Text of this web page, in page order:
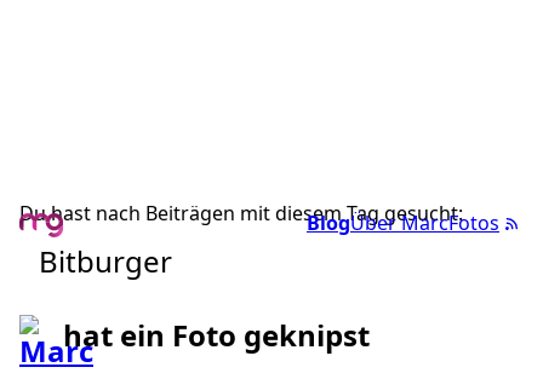
BlogÜber MarcFotos
Du hast nach Beiträgen mit diesem Tag gesucht:
Bitburger
hat ein Foto geknipst